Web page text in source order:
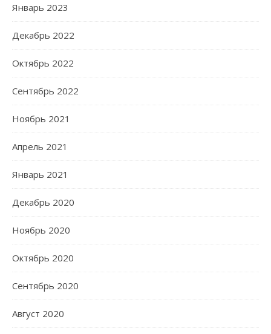
Январь 2023
Декабрь 2022
Октябрь 2022
Сентябрь 2022
Ноябрь 2021
Апрель 2021
Январь 2021
Декабрь 2020
Ноябрь 2020
Октябрь 2020
Сентябрь 2020
Август 2020